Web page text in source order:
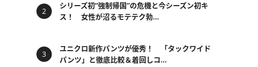
シリーズ初“強制帰国”の危機と今シーズン初キ
ス！ 女性が沼るモテテク勃...
ユニクロ新作パンツが優秀！ 「タックワイド
パンツ」と徹底比較＆着回しコ...